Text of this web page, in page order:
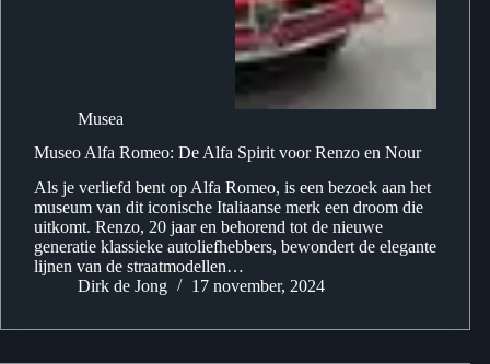
Musea
Museo Alfa Romeo: De Alfa Spirit voor Renzo en Nour
Als je verliefd bent op Alfa Romeo, is een bezoek aan het
museum van dit iconische Italiaanse merk een droom die
uitkomt. Renzo, 20 jaar en behorend tot de nieuwe
generatie klassieke autoliefhebbers, bewondert de elegante
lijnen van de straatmodellen…
Dirk de Jong
17 november, 2024